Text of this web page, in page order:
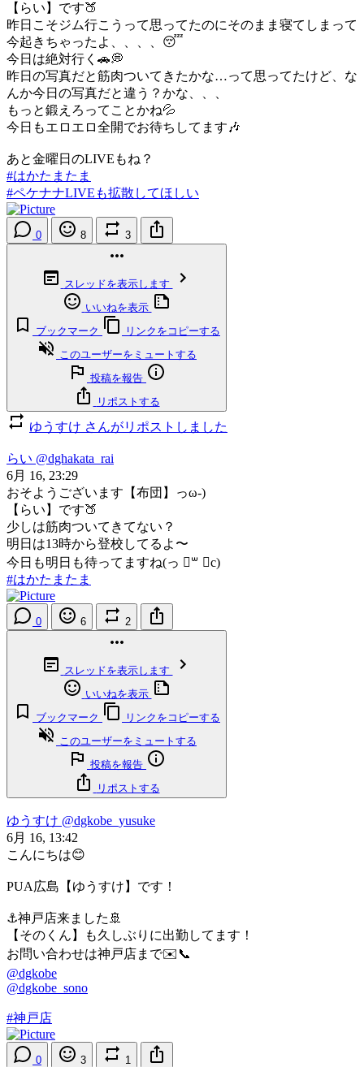
【らい】です🍑
昨日こそジム行こうって思ってたのにそのまま寝てしまって
今起きちゃったよ、、、、😴
今日は絶対行く🚗💭
昨日の写真だと筋肉ついてきたかな…って思ってたけど、な
んか今日の写真だと違う？かな、、、
もっと鍛えろってことかね💦
今日もエロエロ全開でお待ちしてます🎶
あと金曜日のLIVEもね？
#はかたまたま
#ペケナナLIVEも拡散してほしい
0 8 3
スレッドを表示します
いいねを表示
ブックマーク
リンクをコピーする
このユーザーをミュートする
投稿を報告
リポストする
ゆうすけ さんがリポストしました
らい @dghakata_rai
6月 16, 23:29
おそようございます【布団】っω-)
【らい】です🍑
少しは筋肉ついてきてない？
明日は13時から登校してるよ〜
今日も明日も待ってますね‪(っ ॑꒳ ॑c)
#はかたまたま
0 6 2
スレッドを表示します
いいねを表示
ブックマーク
リンクをコピーする
このユーザーをミュートする
投稿を報告
リポストする
ゆうすけ @dgkobe_yusuke
6月 16, 13:42
こんにちは😊
PUA広島【ゆうすけ】です！
⚓神戸店来ました🚢
【そのくん】も久しぶりに出勤してます！
お問い合わせは神戸店まで✉️📞
@dgkobe
@dgkobe_sono
#神戸店
0 3 1